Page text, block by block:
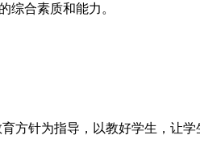
综合素质和能力。
方针为指导，以教好学生，让